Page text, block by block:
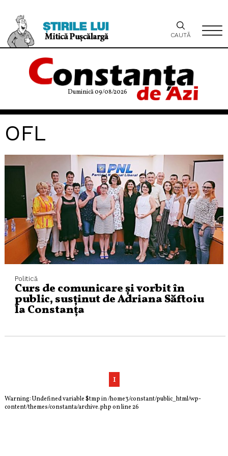
Duminică 09/08/2026
CAUTĂ
OFL
Politică
Curs de comunicare și vorbit în
public, susținut de Adriana Săftoiu
la Constanța
1
Warning: Undefined variable $tmp in/home3/constant/public_html/wp-
content/themes/constanta/archive.phpon line26